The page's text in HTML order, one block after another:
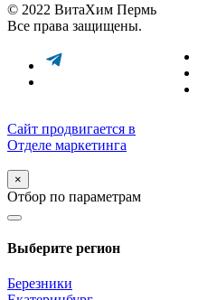
© 2022 ВитаХим Пермь
Все права защищены.
Сайт продвигается в
Отделе маркетинга
×
Отбор по параметрам
Выберите регион
Березники